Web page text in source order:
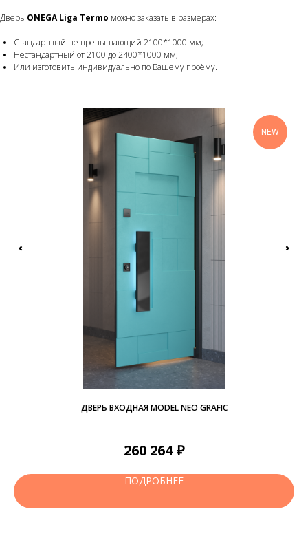
Дверь ONEGA Liga Termo можно заказать в размерах:
Стандартный не превышающий 2100*1000 мм;
Нестандартный от 2100 до 2400*1000 мм;
Или изготовить индивидуально по Вашему проёму.
NEW
ДВЕРЬ ВХОДНАЯ MODEL NEO GRAFIC
260 264 ₽
ПОДРОБНЕЕ